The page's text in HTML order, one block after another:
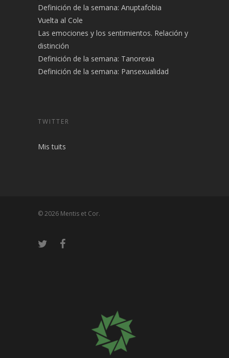
Definición de la semana: Anuptafobia
Vuelta al Cole
Las emociones y los sentimientos. Relación y
distinción
Definición de la semana: Tanorexia
Definición de la semana: Pansexualidad
TWITTER
Mis tuits
© 2026 Mentis et Cor.